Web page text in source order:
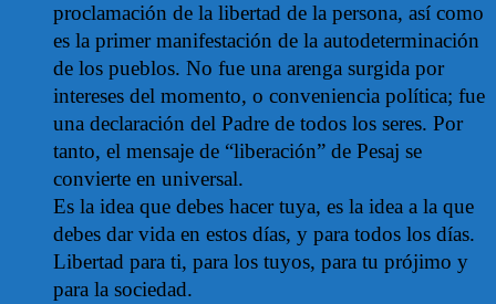
proclamación de la libertad de la persona, así como
es la primer manifestación de la autodeterminación
de los pueblos. No fue una arenga surgida por
intereses del momento, o conveniencia política; fue
una declaración del Padre de todos los seres. Por
tanto, el mensaje de “liberación” de Pesaj se
convierte en universal.
Es la idea que debes hacer tuya, es la idea a la que
debes dar vida en estos días, y para todos los días.
Libertad para ti, para los tuyos, para tu prójimo y
para la sociedad.